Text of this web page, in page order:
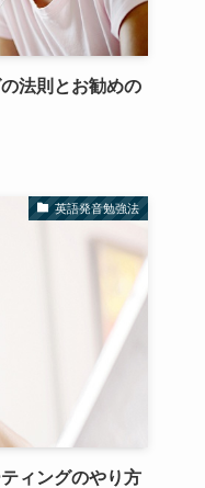
法則とお勧めの
英語発音勉強法
ィングのやり方